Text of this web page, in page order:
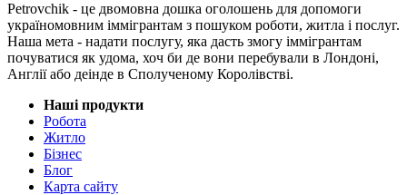
Petrovchik - це двомовна дошка оголошень для допомоги
україномовним іммігрантам з пошуком роботи, житла і послуг.
Наша мета - надати послугу, яка дасть змогу іммігрантам
почуватися як удома, хоч би де вони перебували в Лондоні,
Англії або деінде в Сполученому Королівстві.
Наші продукти
Робота
Житло
Бізнес
Блог
Карта сайту